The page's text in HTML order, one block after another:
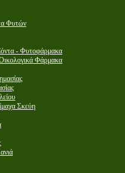
Φυτών
- Φυτοφάρμακα
Φάρμακα
Σκεύη